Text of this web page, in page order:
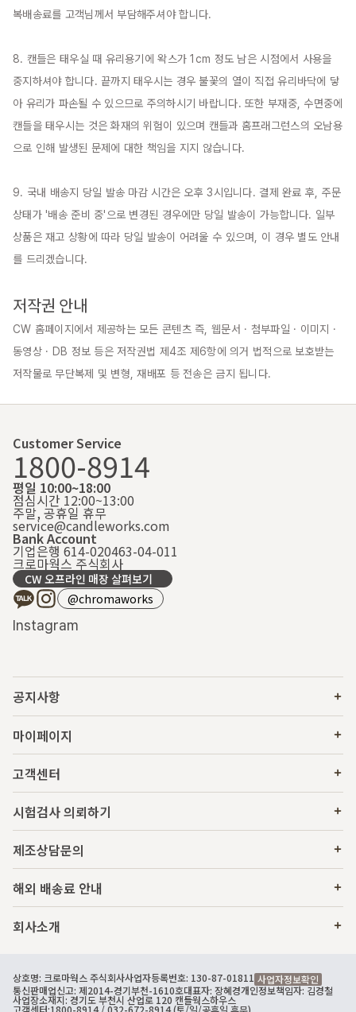
복배송료를 고객님께서 부담해주셔야 합니다.
8. 캔들은 태우실 때 유리용기에 왁스가 1cm 정도 남은 시점에서 사용을
중지하셔야 합니다. 끝까지 태우시는 경우 불꽃의 열이 직접 유리바닥에 닿
아 유리가 파손될 수 있으므로 주의하시기 바랍니다. 또한 부재중, 수면중에
캔들을 태우시는 것은 화재의 위험이 있으며 캔들과 홈프래그런스의 오남용
으로 인해 발생된 문제에 대한 책임을 지지 않습니다.
9. 국내 배송지 당일 발송 마감 시간은 오후 3시입니다. 결제 완료 후, 주문
상태가 '배송 준비 중'으로 변경된 경우에만 당일 발송이 가능합니다. 일부
상품은 재고 상황에 따라 당일 발송이 어려울 수 있으며, 이 경우 별도 안내
를 드리겠습니다.
저작권 안내
CW 홈페이지에서 제공하는 모든 콘텐츠 즉, 웹문서 · 첨부파일 · 이미지 ·
동영상 · DB 정보 등은 저작권법 제4조 제6항에 의거 법적으로 보호받는
저작물로 무단복제 및 변형, 재배포 등 전송은 금지 됩니다.
Customer Service
1800-8914
평일 10:00~18:00
점심시간 12:00~13:00
주말, 공휴일 휴무
service@candleworks.com
Bank Account
기업은행 614-020463-04-011
크로마웍스 주식회사
CW 오프라인 매장 살펴보기
@chromaworks
Instagram
공지사항
마이페이지
고객센터
시험검사 의뢰하기
제조상담문의
해외 배송료 안내
회사소개
상호명: 크로마웍스 주식회사사업자등록번호: 130-87-01811 사업자정보확인
통신판매업신고: 제2014-경기부천-1610호대표자: 장혜경개인정보책임자: 김경철
사업장소재지: 경기도 부천시 산업로 120 캔들웍스하우스